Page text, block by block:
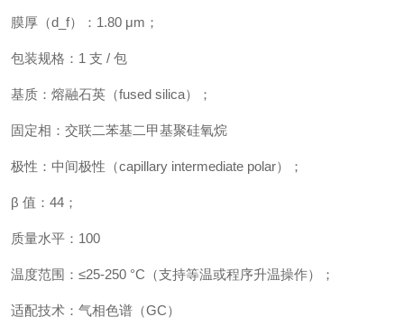
膜厚（d_f）：1.80 μm；
包装规格：1 支 / 包
基质：熔融石英（fused silica）；
固定相：交联二苯基二甲基聚硅氧烷
极性：中间极性（capillary intermediate polar）；
β 值：44；
质量水平：100
温度范围：≤25-250 °C（支持等温或程序升温操作）；
适配技术：气相色谱（GC）